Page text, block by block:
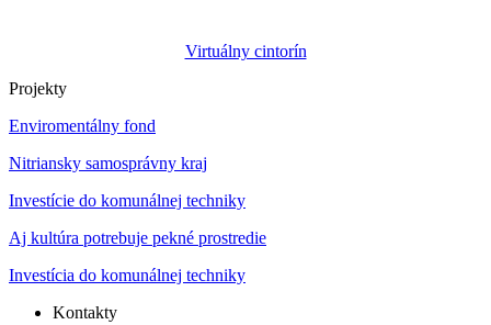
Virtuálny cintorín
Projekty
Enviromentálny fond
Nitriansky samosprávny kraj
Investície do komunálnej techniky
Aj kultúra potrebuje pekné prostredie
Investícia do komunálnej techniky
Kontakty